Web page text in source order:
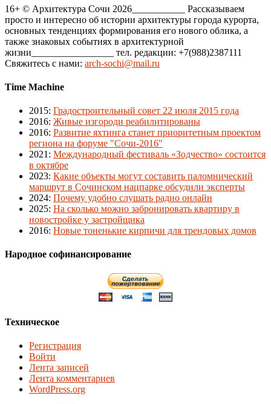
16+ © Архитектура Сочи 2026___________ Рассказываем
просто и интересно об истории архитектуры города курорта,
основных тенденциях формирования его нового облика, а
также знаковых событиях в архитектурной
жизни_________________ тел. редакции: +7(988)2387111
Свяжитесь с нами: arch-sochi@mail.ru
Time Machine
2015: Градостроительный совет 22 июля 2015 года
2016: Живые изгороди реабилитированы
2016: Развитие яхтинга станет приоритетным проектом
региона на форуме "Сочи-2016"
2021 : Международный фестиваль «Зодчество» состоится
в октябре
2023: Какие объекты могут составить паломнический
маршрут в Сочинском нацпарке обсудили эксперты
2024: Почему удобно слушать радио онлайн
2025: На сколько можно забронировать квартиру в
новостройке у застройщика
2016: Новые тоненькие кирпичи для трендовых домов
Народное софинансирование
Техническое
Регистрация
Войти
Лента записей
Лента комментариев
WordPress.org